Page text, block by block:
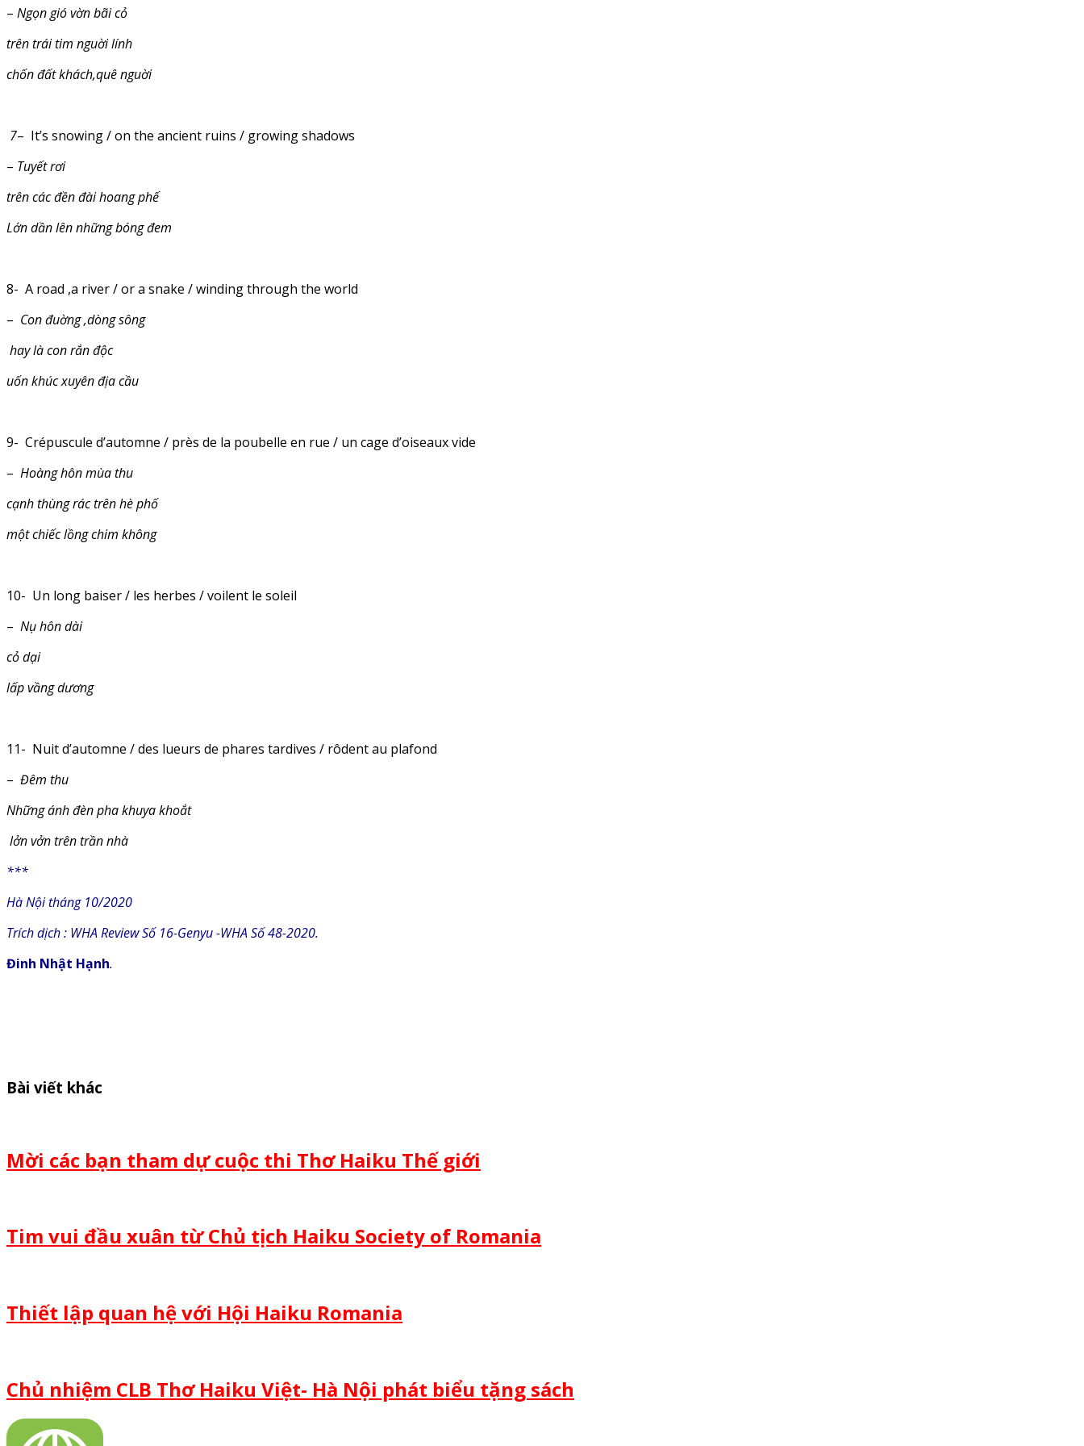
– Ngọn gió vờn bãi cỏ
trên trái tim nguời lính
chốn đất khách,quê nguời
7– It’s snowing / on the ancient ruins / growing shadows
– Tuyết rơi
trên các đền đài hoang phế
Lớn dần lên những bóng đem
8- A road ,a river / or a snake / winding through the world
– Con đuờng ,dòng sông
hay là con rắn độc
uốn khúc xuyên địa cầu
9- Crépuscule d’automne / près de la poubelle en rue / un cage d’oiseaux vide
– Hoàng hôn mùa thu
cạnh thùng rác trên hè phố
một chiếc lồng chim không
10- Un long baiser / les herbes / voilent le soleil
– Nụ hôn dài
cỏ dại
lấp vầng dương
11- Nuit d’automne / des lueurs de phares tardives / rôdent au plafond
– Đêm thu
Những ánh đèn pha khuya khoắt
lởn vởn trên trần nhà
***
Hà Nội tháng 10/2020
Trích dịch : WHA Review Số 16-Genyu -WHA Số 48-2020.
Đinh Nhật Hạnh.
Bài viết khác
Mời các bạn tham dự cuộc thi Thơ Haiku Thế giới
Tim vui đầu xuân từ Chủ tịch Haiku Society of Romania
Thiết lập quan hệ với Hội Haiku Romania
Chủ nhiệm CLB Thơ Haiku Việt- Hà Nội phát biểu tặng sách